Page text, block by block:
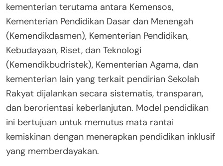
kementerian terutama antara Kemensos,
Kementerian Pendidikan Dasar dan Menengah
(Kemendikdasmen), Kementerian Pendidikan,
Kebudayaan, Riset, dan Teknologi
(Kemendikbudristek), Kementerian Agama, dan
kementerian lain yang terkait pendirian Sekolah
Rakyat dijalankan secara sistematis, transparan,
dan berorientasi keberlanjutan. Model pendidikan
ini bertujuan untuk memutus mata rantai
kemiskinan dengan menerapkan pendidikan inklusif
yang memberdayakan.